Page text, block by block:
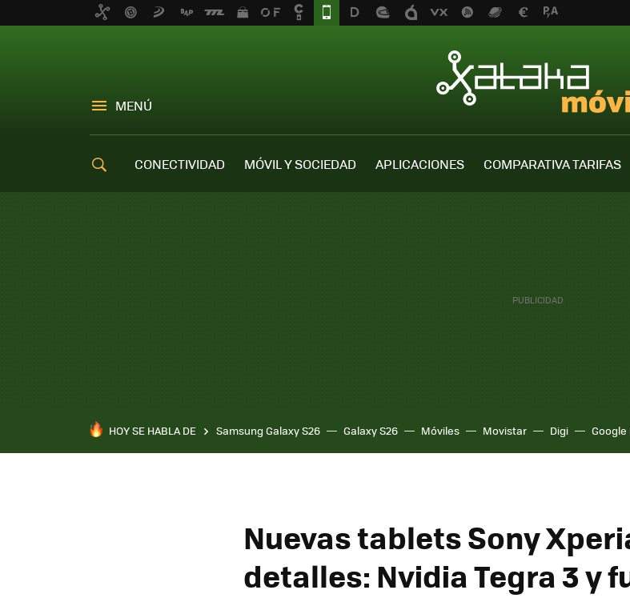
MENÚ
CONECTIVIDAD MÓVIL Y SOCIEDAD APLICACIONES COMPARATIVA TARIFAS
HOY SE HABLA DE Samsung Galaxy S26 Galaxy S26 Móviles Movistar Digi
Nuevas tablets Sony
detalles: Nvidia Tegra 3 y